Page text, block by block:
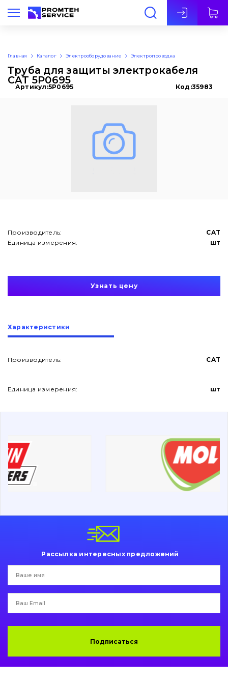
Рус
О нас
Контакты
Вакансии
Фильтры и смазочные материалы
Ходовая часть
Коронки, зубья, адаптера, пальцы, фиксаторы
Ножи, режущие кромки
Подушки амортизационные
Пальци и втулки
Поиск
написати
зателефонувати
Главная Каталог Электрооборудование Электропроводка
Труба для защиты электрокабеля
CAT 5P0695
Артикул:5P0695 Код:35983
Производитель:
CAT
Единица измерения:
шт
Узнать цену
Характеристики
Производитель: CAT
Единица измерения: шт
Рассылка интересных предложений
Подписаться